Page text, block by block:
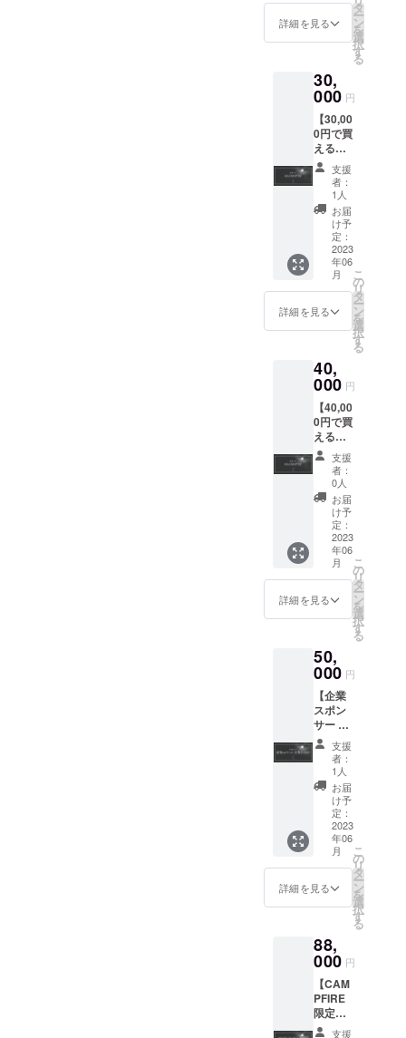
ア・施
設への
万、齊
藤絵美
本人の
立ち合
い解説
のもと
ご内覧
いただ
けま
す。 内
覧の後
は軽井
沢にて
荒井詩
万、齊
含めの
お食事
おりま
す。 ※
こちら
のイベ
ントは
日帰り
イベン
トとな
りま
す。サ
ウナや
宿泊は
ご利用
いただ
けませ
食事会
料金・
発生い
たしま
す。 ※
日程は
23年6月
24日を
予定し
ており
ます。
て、
メール
ンをお
届けい
たしま
す。 ※1
回の宿
泊につ
きグ
ループ
で1枚の
み利用
可能 ※
有効期
限：24
年3月末
チェッ
クイン
業名）
を掲載
し、ご
支援に
お礼の
メッ
セージ
をメー
ルにて
ご送付
させて
いただ
きま
す。 そ
のほか
のリ
ターン
はござ
いませ
んので
ご注意
間：23
年6月〜
を予定
掲載方
法：文
字のみ
※支援
時、必
ず備考
欄に掲
載を希
望され
る企業
名を正
式名称
でご記
入くだ
詳細を見る
タ
ー
ン
を
選
択
す
る
30,
000 円
【30,00
0円で買
える割
引クー
ポン
50,000
円分】
ツキミ
チルの
グラン
ドオー
プン
後、そ
のまま
宿泊代
金の割
使いい
ただけ
るクー
ポンで
す。 こ
ちらの
クーポ
ン一枚
50,000
円分を
割引い
ただけ
ます。
追っ
て、
メール
ンをお
届けい
たしま
す。 ※1
回の宿
泊につ
きグ
ループ
で1枚の
み利用
可能 ※
有効期
限：24
年3月末
チェッ
クイン
支援
者：
1人
お届
け予
定：
2023
年06
月
詳細を見る
こ
の
リ
タ
ー
ン
を
選
択
す
る
40,
000 円
【40,00
0円で買
える割
引クー
ポン
65,000
円分】
ツキミ
チルの
グラン
ドオー
プン
後、そ
のまま
宿泊代
金の割
使いい
ただけ
るクー
ポンで
す。 こ
ちらの
クーポ
ン一枚
65,000
円分を
割引い
ただけ
ます。
追っ
て、
メール
ンをお
届けい
たしま
す。 ※1
回の宿
泊につ
きグ
支援
者：
0人
お届
け予
定：
2023
年06
月
詳細を見る
こ
の
リ
タ
ー
ン
を
選
択
す
る
50,
000 円
【企業
スポン
サー 建
物orサ
ウナに
企業名
刻印】
建物
（orサ
ウナ）
に支援
者のお
名前
（企業
名）を
刻印
支援に
対する
お礼の
メッ
セージ
をメー
ルにて
支援
者：
1人
お届
け予
定：
2023
年06
月
詳細を見る
こ
の
リ
タ
ー
ン
を
選
択
す
る
88,
000 円
【CAM
PFIRE
限定先
行グ支援